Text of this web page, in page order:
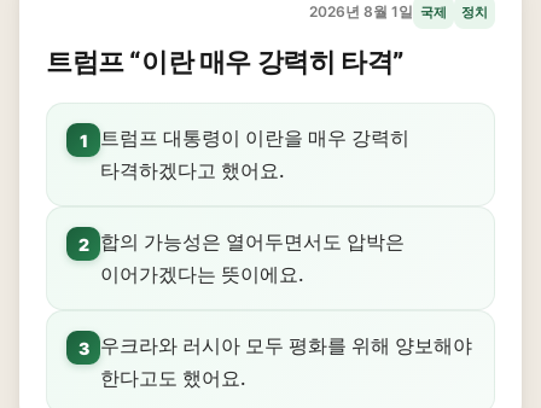
2026년 8월 1일 국제 정치
트럼프 “이란 매우 강력히 타격”
1
트럼프 대통령이 이란을 매우 강력히
타격하겠다고 했어요.
2
합의 가능성은 열어두면서도 압박은
이어가겠다는 뜻이에요.
3
우크라와 러시아 모두 평화를 위해 양보해야
한다고도 했어요.